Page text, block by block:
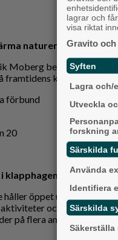
naturen”
Moberg berättar hur vi
framtidens
förbund
20
klapphagen
öppet under
och
på flera andra
lagrar och
visa riktat
Gravito
Syften
Lagra och/
Utveckla
forskning
Särskilda
Använda
Identifiera
Särskilda